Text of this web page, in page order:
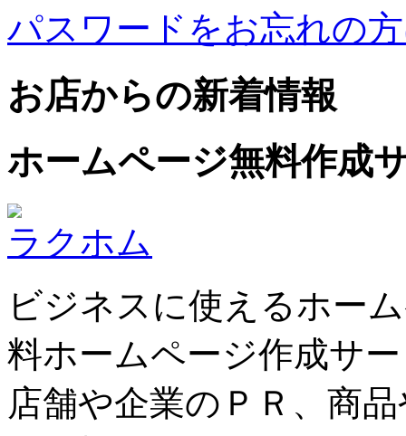
パスワードをお忘れの
お店からの新着情報
ホームページ無料作成
ラクホム
ビジネスに使えるホー
料ホームページ作成サ
店舗や企業のＰＲ、商